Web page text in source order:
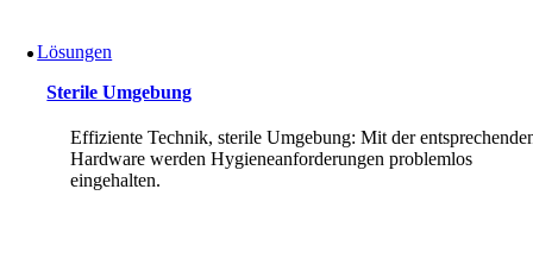
Lösungen
Sterile Umgebung
Effiziente Technik, sterile Umgebung: Mit der
Hardware werden Hygieneanforderungen problemlos
eingehalten.